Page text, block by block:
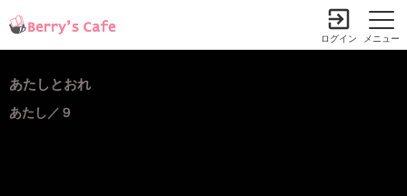
メニュー
ログイン
あたしとおれ
あたし／９